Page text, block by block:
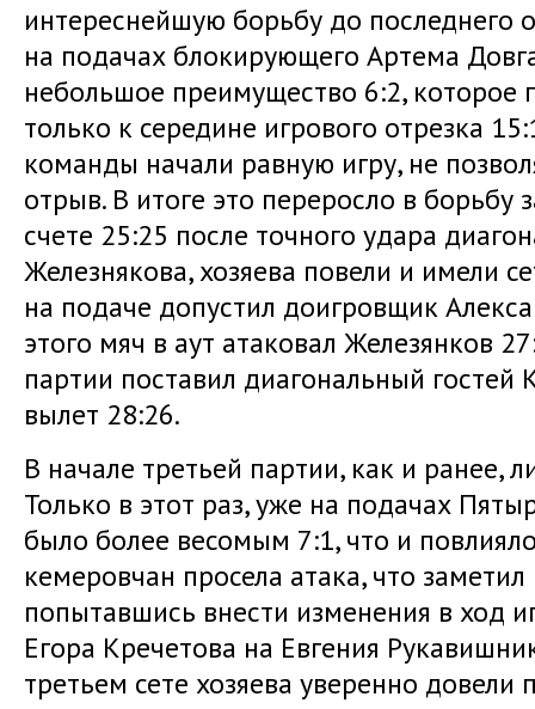
интереснейшую борьбу до последнего
на подачах блокирующего Артема
небольшое преимущество 6:2, которое
только к середине игрового отрезка
команды начали равную игру, не
отрыв. В итоге это переросло в борьбу
счете 25:25 после точного удара
Железнякова, хозяева повели и имели
на подаче допустил доигровщик
этого мяч в аут атаковал Железянков
партии поставил диагональный
вылет 28:26.
В начале третьей партии, как и ранее,
Только в этот раз, уже на подачах
было более весомым 7:1, что и
кемеровчан просела атака, что
попытавшись внести изменения в ход
Егора Кречетова на Евгения
третьем сете хозяева уверенно